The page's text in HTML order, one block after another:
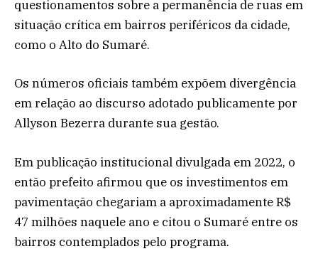
questionamentos sobre a permanência de ruas em
situação crítica em bairros periféricos da cidade,
como o Alto do Sumaré.
Os números oficiais também expõem divergência
em relação ao discurso adotado publicamente por
Allyson Bezerra durante sua gestão.
Em publicação institucional divulgada em 2022, o
então prefeito afirmou que os investimentos em
pavimentação chegariam a aproximadamente R$
47 milhões naquele ano e citou o Sumaré entre os
bairros contemplados pelo programa.